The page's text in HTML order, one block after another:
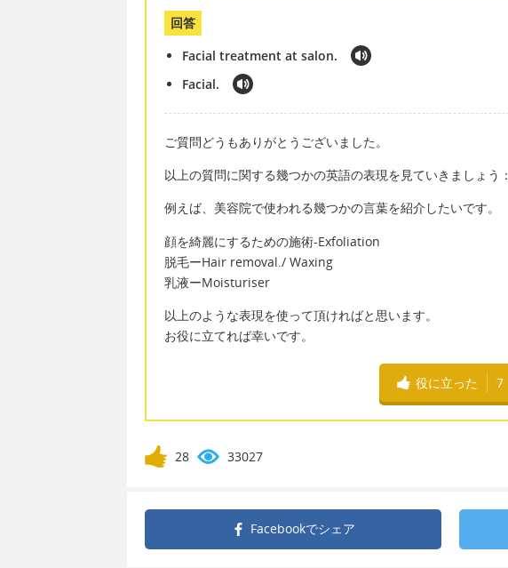
回答
Facial treatment at salon.
Facial.
ご質問どうもありがとうございました。
以上の質問に関する幾つかの英語の表現を見ていきましょう：
例えば、美容院で使われる幾つかの言葉を紹介したいです。
顔を綺麗にするための施術-Exfoliation
脱毛ーHair removal./ Waxing
乳液ーMoisturiser
以上のような表現を使って頂ければと思います。
お役に立てれば幸いです。
役に立った 7
28 33027
Facebookでシェア